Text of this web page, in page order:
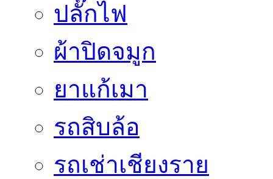
ปลั๊กไฟ
ผ้าปิดจมูก
ยาแก้เมา
รถสิบล้อ
รถเช่าเชียงราย